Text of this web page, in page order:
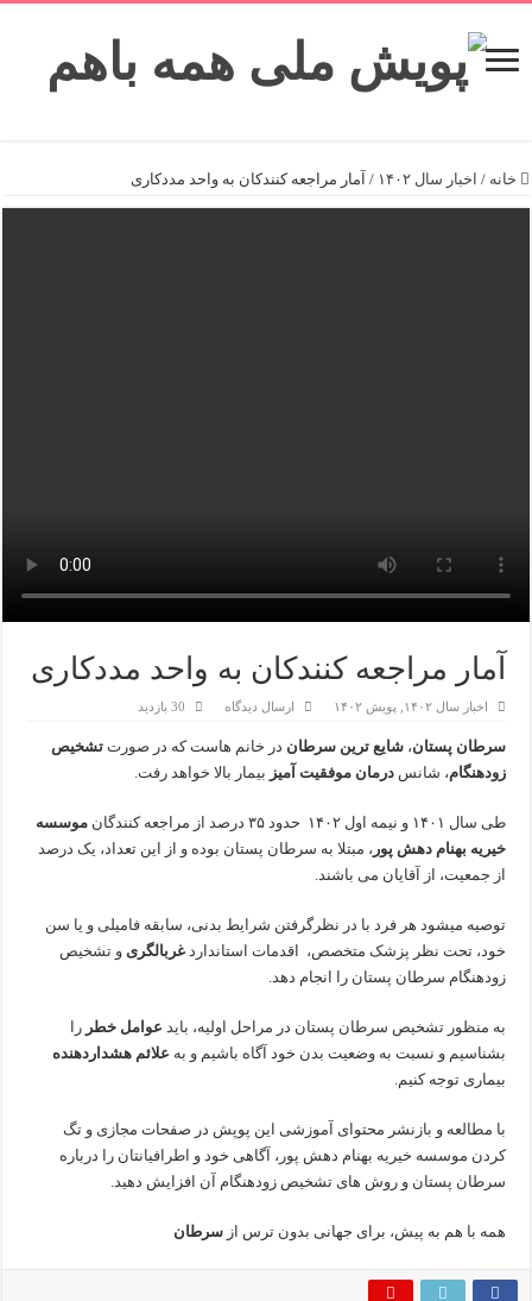
خانه / اخبار سال ۱۴۰۲ / آمار مراجعه کنندکان به واحد مددکاری
آمار مراجعه کنندکان به واحد مددکاری
اخبار سال ۱۴۰۲ پویش ۱۴۰۲ ارسال دیدگاه 30 بازدید
سرطان پستان،شایع ترین سرطان در خانم هاست که در صورتتشخیص
زودهنگام، شانسدرمان موفقیت آمیز بیمار بالا خواهد رفت.
طی سال ۱۴۰۱ و نیمه اول ۱۴۰۲ حدود ۳۵ درصد از مراجعه کنندگان
موسسه
خیریه بهنام دهش پور ، مبتلا به سرطان پستان بوده و از این تعداد، یک درصد
از جمعیت، از آقایان می باشند.
توصیه میشود هر فرد با در نظرگرفتن شرایط بدنی، سابقه فامیلی و یا سن
خود، تحت نظر پزشک متخصص، اقدمات استاندارد غربالگری و تشخیص
زودهنگام سرطان پستان را انجام دهد.
به منظور تشخیص سرطان پستان در مراحل اولیه، باید عوامل خطر را
بشناسیم و نسبت به وضعیت بدن خود آگاه باشیم و به علائم هشداردهنده
بیماری توجه کنیم.
با مطالعه و بازنشر محتوای آموزشی این پوپش در صفحات مجازی و تگ
کردن موسسه خیریه بهنام دهش پور، آگاهی خود و اطرافیانتان را درباره
سرطان پستان و روش های تشخیص زودهنگام آن افزایش دهید.
همه با هم به پیش، برای جهانی بدون ترس ازسرطان